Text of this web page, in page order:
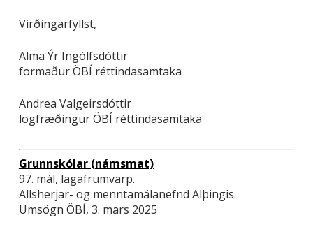
Virðingarfyllst,
Alma Ýr Ingólfsdóttir
formaður ÖBÍ réttindasamtaka
Andrea Valgeirsdóttir
lögfræðingur ÖBÍ réttindasamtaka
Grunn­skólar (námsmat)
97. mál, lagafrumvarp.
Allsherjar- og menntamálanefnd Alþingis.
Umsögn ÖBÍ, 3. mars 2025